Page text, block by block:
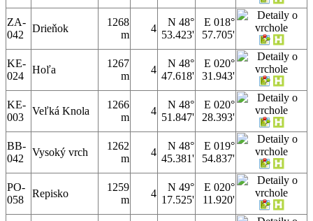
ZA-
042
Drieňok
1268
m
4
N 48°
53.423'
E 018°
57.705'
KE-
024
Hoľa
1267
m
4
N 48°
47.618'
E 020°
31.943'
KE-
003
Veľká Knola
1266
m
4
N 48°
51.847'
E 020°
28.393'
BB-
042
Vysoký vrch
1262
m
4
N 48°
45.381'
E 019°
54.837'
PO-
058
Repisko
1259
m
4
N 49°
17.525'
E 020°
11.920'